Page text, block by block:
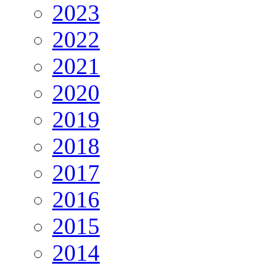
2023
2022
2021
2020
2019
2018
2017
2016
2015
2014